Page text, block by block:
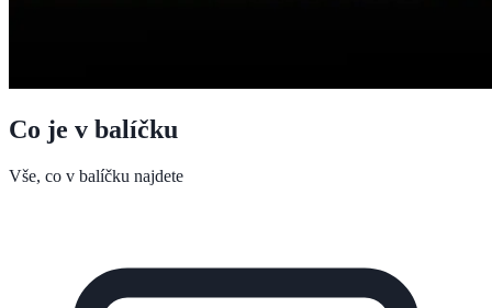
Co je v balíčku
Vše, co v balíčku najdete